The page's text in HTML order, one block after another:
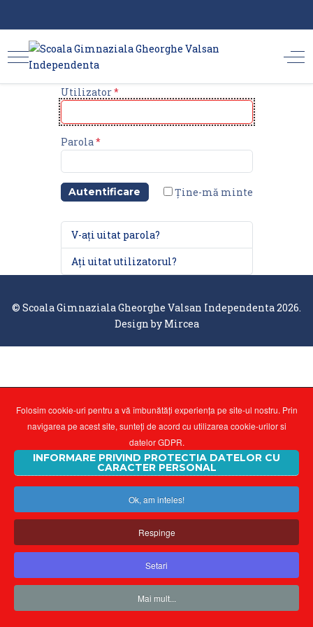
Utilizator*
Parola *
Autentificare Ține-mă minte
V-ați uitat parola?
Ați uitat utilizatorul?
© Scoala Gimnaziala Gheorghe Valsan Independenta 2026.
Design by Mircea
Folosim cookie-uri pentru a vă îmbunătăți experiența pe site-ul nostru. Prin
navigarea pe acest site, sunteți de acord cu utilizarea cookie-urilor si
datelor GDPR.
INFORMARE PRIVIND PROTECTIA DATELOR CU
CARACTER PERSONAL
Ok, am inteles!
Respinge
Setari
Mai mult...